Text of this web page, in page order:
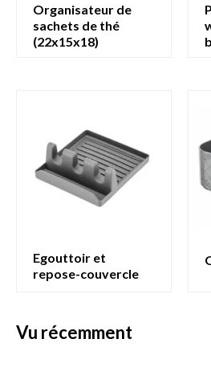
organisateur de
sachets de thé
(22x15x18)
porte papier
egouttoir et
repose-couvercle
vu récemment